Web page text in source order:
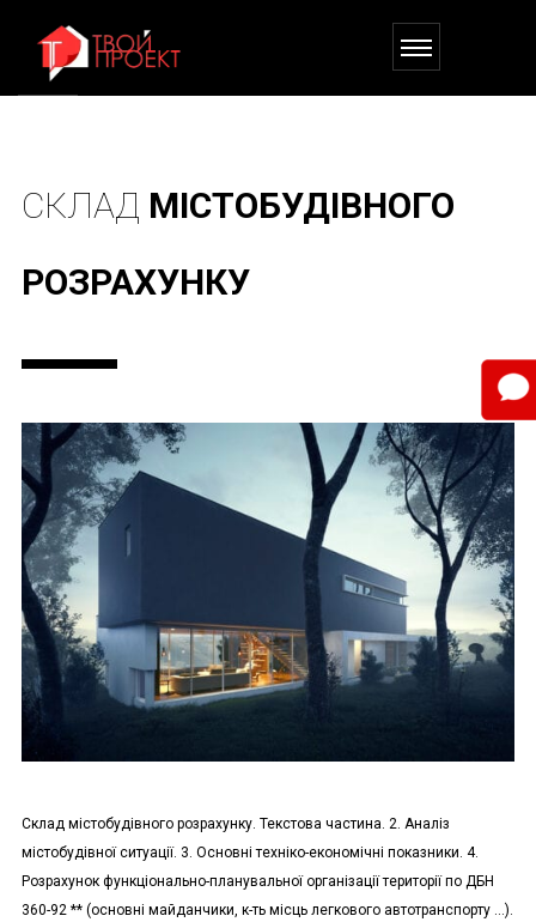
СКЛАД МІСТОБУДІВНОГО
РОЗРАХУНКУ
Склад містобудівного розрахунку. Текстова частина. 2. Аналіз
містобудівної ситуації. 3. Основні техніко-економічні показники. 4.
Розрахунок функціонально-планувальної організації території по ДБН
360-92 ** (основні майданчики, к-ть місць легкового автотранспорту …).